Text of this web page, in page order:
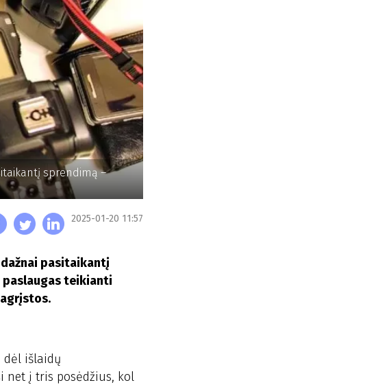
sprendimą –
2025-01-20 11:57
pasitaikantį
paslaugas teikianti
dėl išlaidų
net į tris posėdžius, kol